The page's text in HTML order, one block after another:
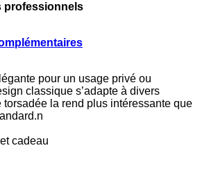
professionnels
pour un usage privé ou
classique s’adapte à divers
torsadée la rend plus intéressante que
cadeau